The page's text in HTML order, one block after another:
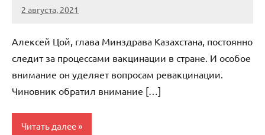
2 августа, 2021
KurnosovVIT
Нет
Алексей Цой, глава Минздрава Казахстана, постоянно
следит за процессами вакцинации в стране. И особое
внимание он уделяет вопросам ревакцинации.
Чиновник обратил внимание […]
Читать далее